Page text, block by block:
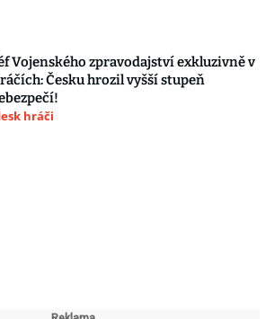
Vojenského zpravodajství exkluzivně v
Česku hrozil vyšší stupeň
hráči